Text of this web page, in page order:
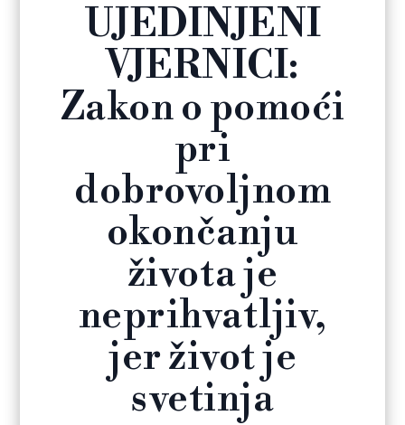
UJEDINJENI
VJERNICI:
Zakon o pomoći
pri
dobrovoljnom
okončanju
života je
neprihvatljiv,
jer život je
svetinja